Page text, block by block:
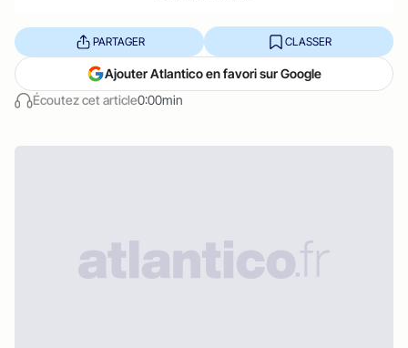
Écoutez cet article0:00min
PARTAGER CLASSER
Ajouter Atlantico en favori sur Google